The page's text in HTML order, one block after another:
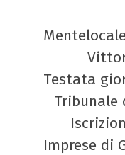
Testata
Tribunale
Imprese di